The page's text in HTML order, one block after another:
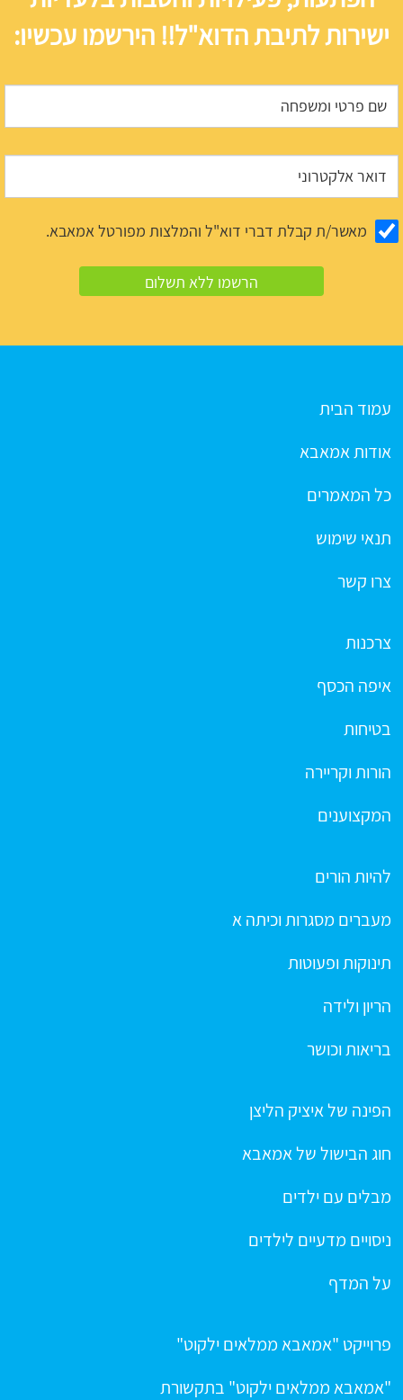
ישירות לתיבת הדוא"ל!! הירשמו עכשיו:
מאשר/ת קבלת דברי דוא"ל והמלצות מפורטל אמאבא.
עמוד הבית
אודות אמאבא
כל המאמרים
תנאי שימוש
צרו קשר
צרכנות
איפה הכסף
בטיחות
הורות וקריירה
המקצוענים
להיות הורים
מעברים מסגרות וכיתה א
תינוקות ופעוטות
הריון ולידה
בריאות וכושר
הפינה של איציק הליצן
חוג הבישול של אמאבא
מבלים עם ילדים
ניסויים מדעיים לילדים
על המדף
פרוייקט "אמאבא ממלאים ילקוט"
"אמאבא ממלאים ילקוט" בתקשורת